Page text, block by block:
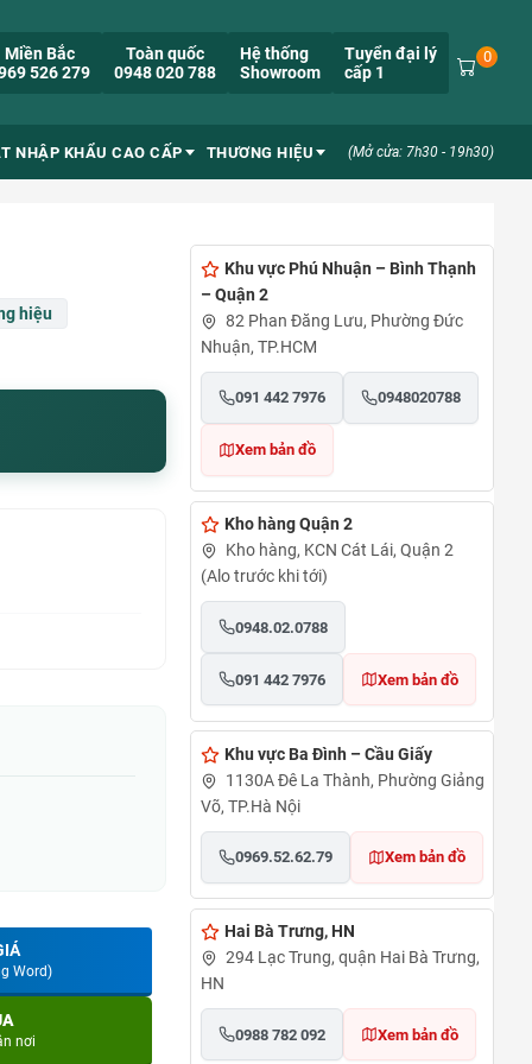
Miền Bắc
526 279
Toàn quốc
0948 020 788
Hệ thống
Showroom
Tuyển đại lý
cấp 1
0
NHẬP KHẨU CAO CẤP THƯƠNG HIỆU (Mở cửa: 7h30 - 19h30)
hiệu
Word)
nơi
Khu vực Phú Nhuận – Bình Thạnh
– Quận 2
82 Phan Đăng Lưu, Phường Đức
Nhuận, TP.HCM
091 442 7976 0948020788
Xem bản đồ
Kho hàng Quận 2
Kho hàng, KCN Cát Lái, Quận 2
(Alo trước khi tới)
0948.02.0788
091 442 7976 Xem bản đồ
Khu vực Ba Đình – Cầu Giấy
1130A Đê La Thành, Phường Giảng
Võ, TP.Hà Nội
0969.52.62.79 Xem bản đồ
Hai Bà Trưng, HN
294 Lạc Trung, quận Hai Bà Trưng,
HN
0988 782 092 Xem bản đồ